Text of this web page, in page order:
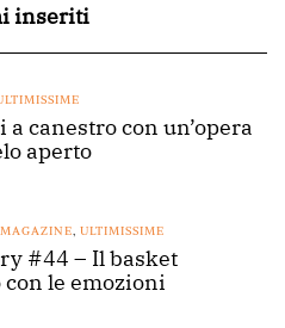
inseriti
a canestro con un’opera
aperto
MAGAZINE, ULTIMISSIME
#44 – Il basket
le emozioni